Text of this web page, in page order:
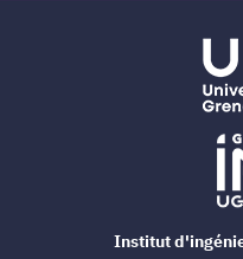
Institut